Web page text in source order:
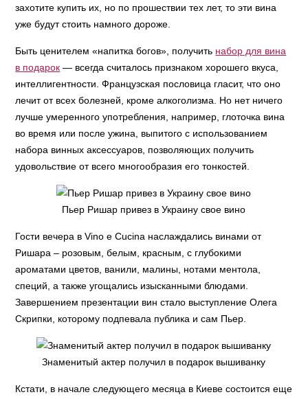
захотите купить их, но по прошествии тех лет, то эти вина
уже будут стоить намного дороже.
Быть ценителем «напитка богов», получить набор для вина
в подарок — всегда считалось признаком хорошего вкуса,
интеллигентности. Французская пословица гласит, что оно
лечит от всех болезней, кроме алкоголизма. Но нет ничего
лучше умеренного употребления, например, глоточка вина
во время или после ужина, выпитого с использованием
набора винных аксессуаров, позволяющих получить
удовольствие от всего многообразия его тонкостей.
Пьер Ришар привез в Украину свое вино
Гости вечера в Vino e Cucina наслаждались винами от
Ришара – розовым, белым, красным, с глубокими
ароматами цветов, ванили, малины, нотами ментола,
специй, а также угощались изысканными блюдами.
Завершением презентации вин стало выступление Олега
Скрипки, которому подпевала публика и сам Пьер.
Знаменитый актер получил в подарок вышиванку
Кстати, в начале следующего месяца в Киеве состоится еще